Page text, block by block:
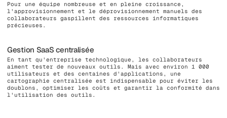
Pour une équipe nombreuse et en pleine croissance,
l'approvisionnement et le déprovisionnement manuels des
collaborateurs gaspillent des ressources informatiques
précieuses.
Gestion SaaS centralisée
En tant qu'entreprise technologique, les collaborateurs
aiment tester de nouveaux outils. Mais avec environ 1 000
utilisateurs et des centaines d'applications, une
cartographie centralisée est indispensable pour éviter les
doublons, optimiser les coûts et garantir la conformité dans
l'utilisation des outils.